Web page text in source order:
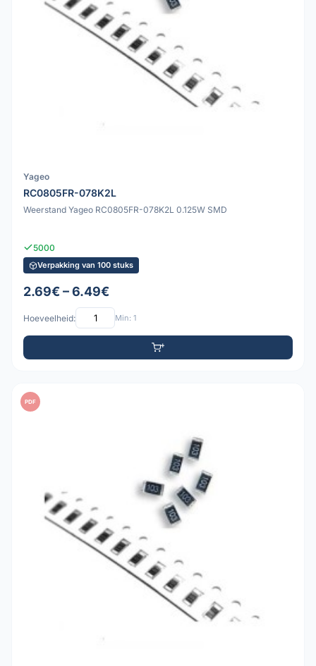
Yageo
RC0805FR-078K2L
Weerstand Yageo RC0805FR-078K2L 0.125W SMD
5000
Verpakking van 100 stuks
2.69€ – 6.49€
Hoeveelheid: Min: 1
PDF